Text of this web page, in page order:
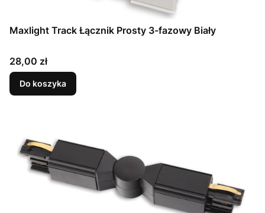
Maxlight Track Łącznik Prosty 3-fazowy Biały
Cena
28,00 zł
Do koszyka